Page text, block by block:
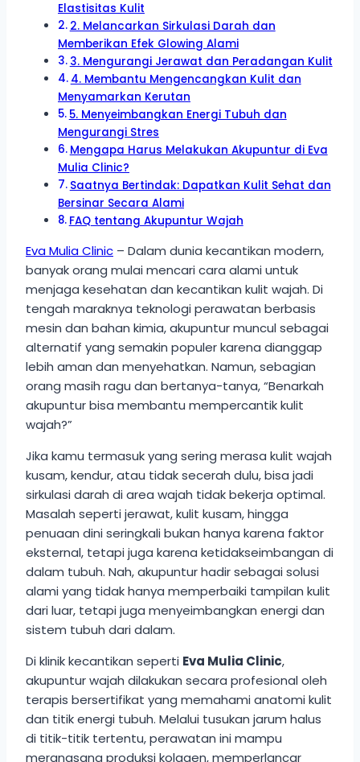
Elastisitas Kulit
2. Melancarkan Sirkulasi Darah dan
Memberikan Efek Glowing Alami
3. Mengurangi Jerawat dan Peradangan Kulit
4. Membantu Mengencangkan Kulit dan
Menyamarkan Kerutan
5. Menyeimbangkan Energi Tubuh dan
Mengurangi Stres
Mengapa Harus Melakukan Akupuntur di Eva
Mulia Clinic?
Saatnya Bertindak: Dapatkan Kulit Sehat dan
Bersinar Secara Alami
FAQ tentang Akupuntur Wajah
Eva Mulia Clinic – Dalam dunia kecantikan modern,
banyak orang mulai mencari cara alami untuk
menjaga kesehatan dan kecantikan kulit wajah. Di
tengah maraknya teknologi perawatan berbasis
mesin dan bahan kimia, akupuntur muncul sebagai
alternatif yang semakin populer karena dianggap
lebih aman dan menyehatkan. Namun, sebagian
orang masih ragu dan bertanya-tanya, “Benarkah
akupuntur bisa membantu mempercantik kulit
wajah?”
Jika kamu termasuk yang sering merasa kulit wajah
kusam, kendur, atau tidak secerah dulu, bisa jadi
sirkulasi darah di area wajah tidak bekerja optimal.
Masalah seperti jerawat, kulit kusam, hingga
penuaan dini seringkali bukan hanya karena faktor
eksternal, tetapi juga karena ketidakseimbangan di
dalam tubuh. Nah, akupuntur hadir sebagai solusi
alami yang tidak hanya memperbaiki tampilan kulit
dari luar, tetapi juga menyeimbangkan energi dan
sistem tubuh dari dalam.
Di klinik kecantikan seperti Eva Mulia Clinic,
akupuntur wajah dilakukan secara profesional oleh
terapis bersertifikat yang memahami anatomi kulit
dan titik energi tubuh. Melalui tusukan jarum halus
di titik-titik tertentu, perawatan ini mampu
merangsang produksi kolagen, memperlancar